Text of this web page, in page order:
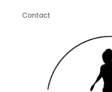
Contact